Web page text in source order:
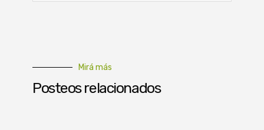
Mirá más
Posteos relacionados